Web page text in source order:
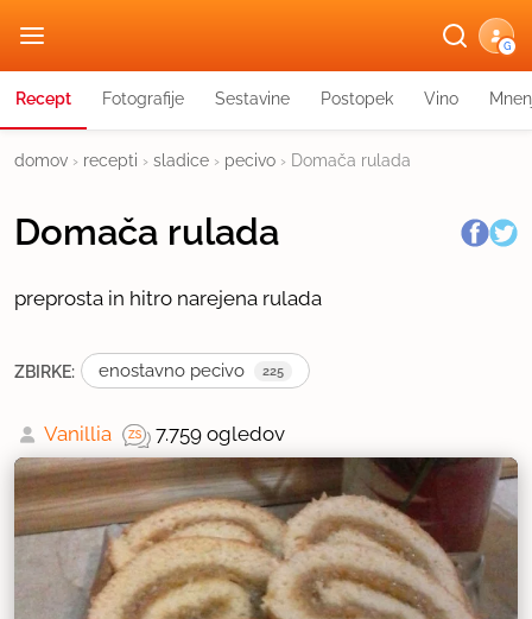
G
Recept Fotografije Sestavine Postopek Vino
domov › recepti › sladice › pecivo › Domača rulada
Domača rulada
preprosta in hitro narejena rulada
ZBIRKE: enostavno pecivo 225
Vanillia 7.759 ogledov